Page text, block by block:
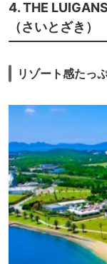
4. THE
（さいとざき）
リゾート感たっ